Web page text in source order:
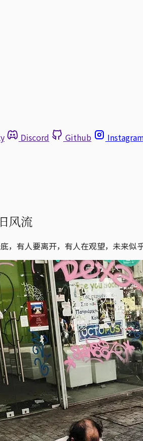
Discord Github
风流
，有人要离开，有人在观望，未来似